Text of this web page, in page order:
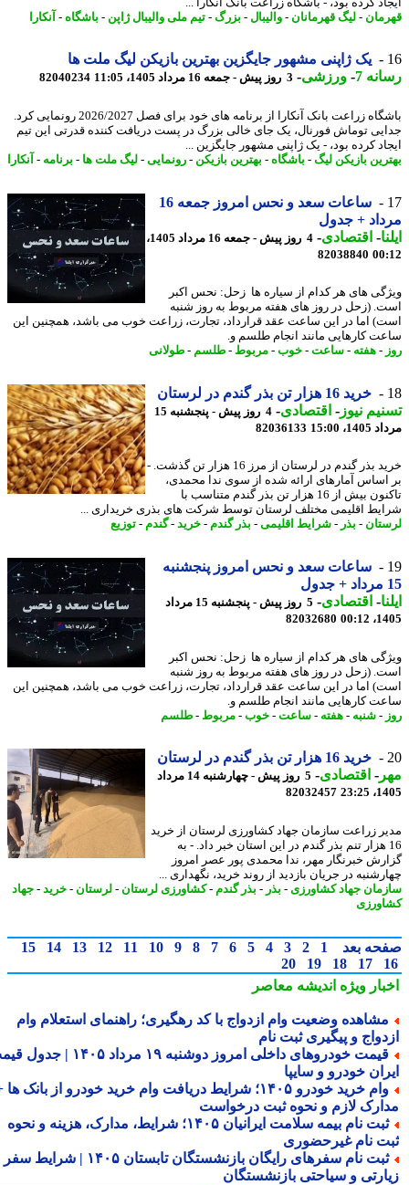
-لیگ قهرمانان-والیبال-بزرگ- تیم ملی والیبال ژاپن- باشگاه-آنکارا
یک ژاپنی مشهور جایگزین بهترین بازیکن لیگ ملت ها
7
-ورزشی-3 روز پیش - جمعه 16 مرداد 1405، 11:05 82040234
باشگاه زراعت بانک آنکارا از برنامه های خود برای فصل 2026/2027 رونمایی کرد.
توماش فورنال، یک جای خالی بزرگ در پست دریافت کننده قدرتی این تیم
کرده بود، - یک ژاپنی مشهور جایگزین ...
بازیکن لیگ -باشگاه-بهترین بازیکن -رونمایی-لیگ ملت ها- برنامه -آنکارا
ساعات سعد و نحس امروز جمعه 16
+ جدول
-اقتصادی-
4 روز پیش - جمعه 16 مرداد 1405،
82038840
های هر کدام از سیاره ها زحل: نحس اکبر
(زحل در روز های هفته مربوط به روز شنبه
اما در این ساعت عقد قرارداد، تجارت، زراعت خوب می باشد، همچنین این
کارهایی مانند انجام طلسم و.
- هفته-ساعت-خوب-مربوط -طلسم-طولانی
خرید 16 هزار تن بذر گندم در لرستان
نیوز-اقتصادی-
4 روز پیش - پنجشنبه 15
15:00
82036133
خرید بذر گندم در لرستان از مرز 16 هزار تن گذشت. -
آمارهای ارائه شده از سوی ندا محمدی،
تاکنون بیش از 16 هزار تن بذر گندم متناسب با
اقلیمی مختلف لرستان توسط شرکت های بذری خریداری ...
-بذر -شرایط اقلیمی-بذر گندم-خرید- گندم-توزیع
ساعات سعد و نحس امروز پنجشنبه
-اقتصادی-
5 روز پیش - پنجشنبه 15 مرداد
82032680
های هر کدام از سیاره ها زحل: نحس اکبر
(زحل در روز های هفته مربوط به روز شنبه
اما در این ساعت عقد قرارداد، تجارت، زراعت خوب می باشد، همچنین این
کارهایی مانند انجام طلسم و.
- شنبه-هفته-ساعت-خوب-مربوط -طلسم
خرید 16 هزار تن بذر گندم در لرستان
-اقتصادی-
5 روز پیش - چهارشنبه 14 مرداد
82032457
زراعت سازمان جهاد کشاورزی لرستان از خرید
هزار تنم بذر گندم در این استان خبر داد. - به
خبرنگار مهر، ندا محمدی پور عصر امروز
در جریان بازدید از روند خرید، نگهداری ...
جهاد کشاورزی- بذر -بذر گندم-کشاورزی لرستان-لرستان-خرید- جهاد
بعد 1
2
3
4
5
6
7
8
9
10
11
12
13
14
15
17
18
19
20
ویژهاندیشه معاصر
وضعیت وام ازدواج با کد رهگیری؛ راهنمای استعلام وام
و پیگیری ثبت نام
قیمت خودروهای داخلی امروز دوشنبه ۱۹ مرداد ۱۴۰۵ | جدول قیمت
خودرو و سایپا
وام خرید خودرو ۱۴۰۵؛ شرایط دریافت وام خرید خودرو از بانک ها +
لازم و نحوه ثبت درخواست
ثبت نام بیمه سلامت ایرانیان ۱۴۰۵؛ شرایط، مدارک، هزینه و نحوه
نام غیرحضوری
ثبت نام سفرهای رایگان بازنشستگان تابستان ۱۴۰۵ | شرایط سفر
و سیاحتی بازنشستگان